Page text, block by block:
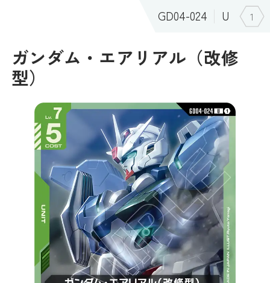
GD04-024 U 1
ガンダム・エアリアル（改修
型）